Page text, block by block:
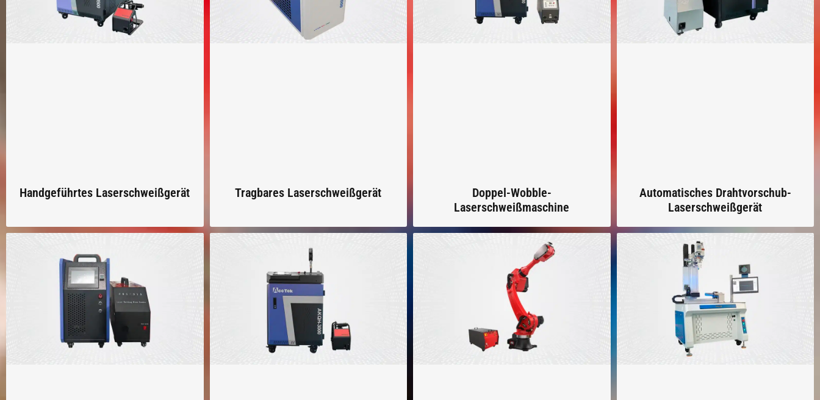
Handgeführtes Laserschweißgerät Tragbares Laserschweißgerät
Doppel-Wobble-
Laserschweißmaschine
Automatisches Drahtvorschub-
Laserschweißgerät